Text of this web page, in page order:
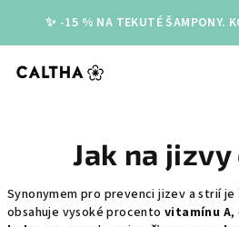
obsah
✨ -15 % NA TEKUTÉ ŠAMPONY.
Jak na
Synonymem pro prevenci jizev a strií je
obsahuje vysoké procento vitamínu A,